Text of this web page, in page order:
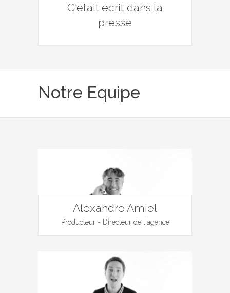
C'était écrit dans la
presse
Notre Equipe
Alexandre Amiel
Producteur - Directeur de l'agence